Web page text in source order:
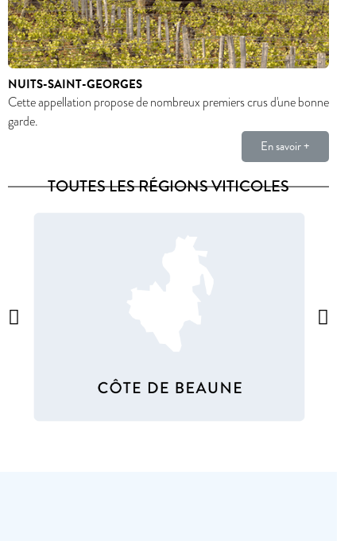
NUITS-SAINT-GEORGES
Cette appellation propose de nombreux premiers crus d'une bonne
garde.
En savoir +
TOUTES LES RÉGIONS VITICOLES